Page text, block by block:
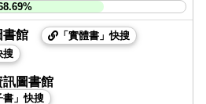
書館
「實體書」快搜
搜
訊圖書館
書」快搜